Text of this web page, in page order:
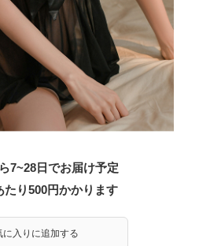
7~28日でお届け予定
たり500円かかります
に入りに追加する